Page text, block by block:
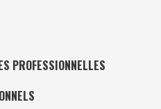
PROFESSIONNELLES